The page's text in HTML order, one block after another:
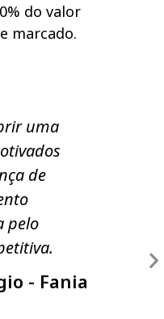
do valor
marcado.